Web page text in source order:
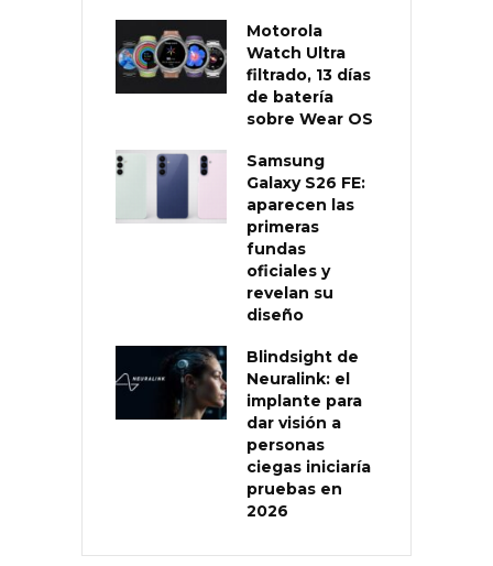
Motorola
Watch Ultra
filtrado, 13 días
de batería
sobre Wear OS
Samsung
Galaxy S26 FE:
aparecen las
primeras
fundas
oficiales y
revelan su
diseño
Blindsight de
Neuralink: el
implante para
dar visión a
personas
ciegas iniciaría
pruebas en
2026